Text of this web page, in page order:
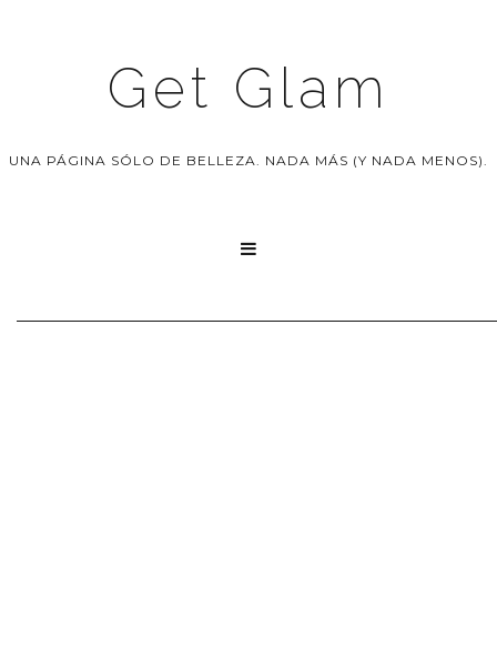
Get Glam
UNA PÁGINA SÓLO DE BELLEZA. NADA MÁS (Y NADA MENOS).
